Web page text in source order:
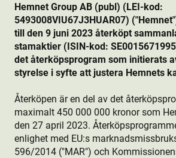
Hemnet Group AB (publ) (LEI-kod:
5493008VIU67J3HUAR07)
till den 9 juni 2023 återköpt
stamaktie­r (ISIN-kod:
det återköpsprogram som initierats
styrelse i syfte att justera Hemnets
Återköpen är en del av det
maximalt 450 000 000 kronor som
den 27 april 2023.
enlighet med EU:s
596/2014 ("MAR") och